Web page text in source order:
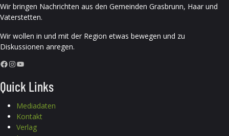
Wir bringen Nachrichten aus den Gemeinden Grasbrunn, Haar und
Vaterstetten.
Wir wollen in und mit der Region etwas bewegen und zu
Diskussionen anregen.
Facebook InstagramYouTube
Quick Links
Mediadaten
Kontakt
Verlag